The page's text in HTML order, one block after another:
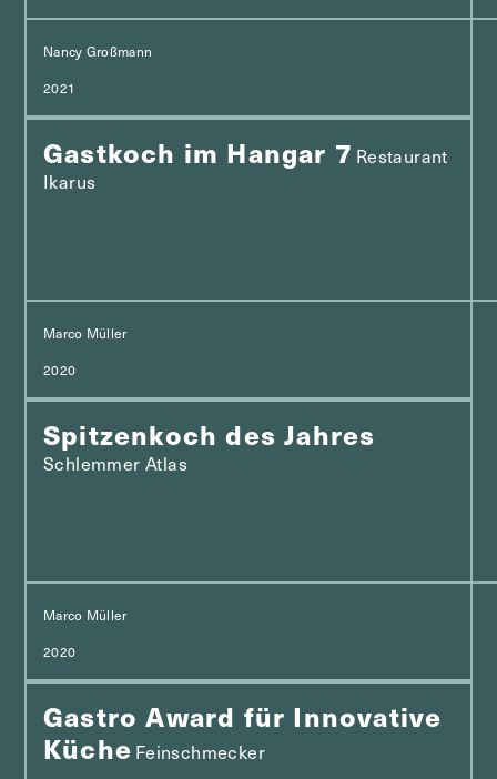
Nancy Großmann
2021
Gastkoch im Hangar 7 Restaurant
Ikarus
Marco Müller
2020
Spitzenkoch des Jahres
Schlemmer Atlas
Marco Müller
2020
Gastro Award für Innovative
Küche Feinschmecker